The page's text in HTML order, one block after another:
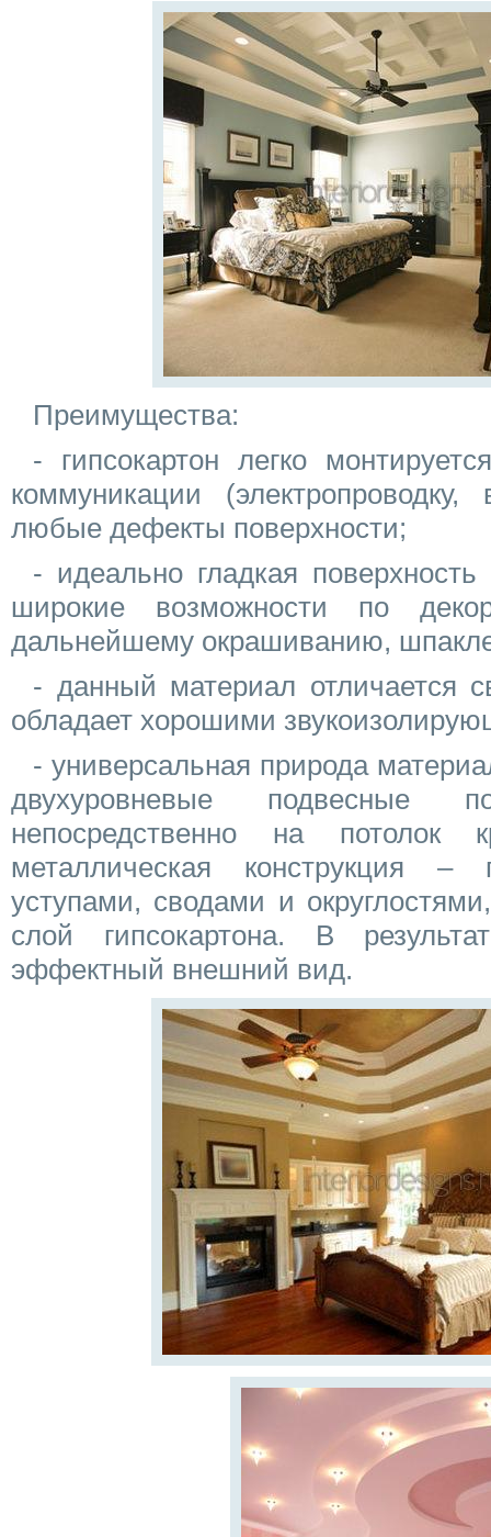
Преимущества:
- гипсокартон легко
коммуникации
любые дефекты поверхности;
- идеально гладкая поверхность
широкие возможности по
дальнейшему окрашиванию,
- данный материал отличается
обладает хорошими
- универсальная природа
двухуровневые подвесные
непосредственно на потолок
металлическая конструкция
уступами, сводами и
слой гипсокартона. В
эффектный внешний вид.